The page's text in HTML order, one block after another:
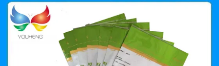
জন্য
আবেদন